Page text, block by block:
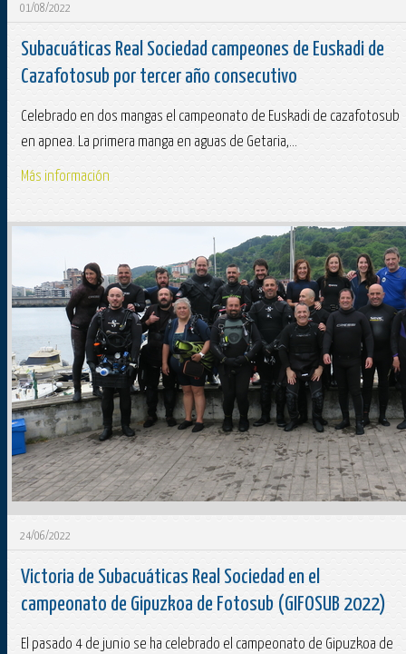
01/08/2022
Subacuáticas Real Sociedad campeones de Euskadi de
Cazafotosub por tercer año consecutivo
Celebrado en dos mangas el campeonato de Euskadi de cazafotosub
en apnea. La primera manga en aguas de Getaria,...
Más información
24/06/2022
Victoria de Subacuáticas Real Sociedad en el
campeonato de Gipuzkoa de Fotosub (GIFOSUB 2022)
El pasado 4 de junio se ha celebrado el campeonato de Gipuzkoa de